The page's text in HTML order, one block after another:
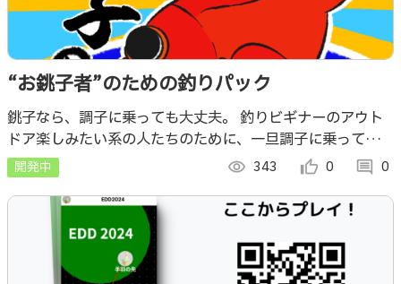
“お銚子者”のための釣りパック
銚子なら、調子に乗っても大丈夫。 釣りビギナーのアウト
ドア楽しみたい系の人たちのために、一旦調子に乗って釣り
できそうなもの全部盛りで提供します。
開発中 visibility 343 thumb_up_alt 0 comment 0